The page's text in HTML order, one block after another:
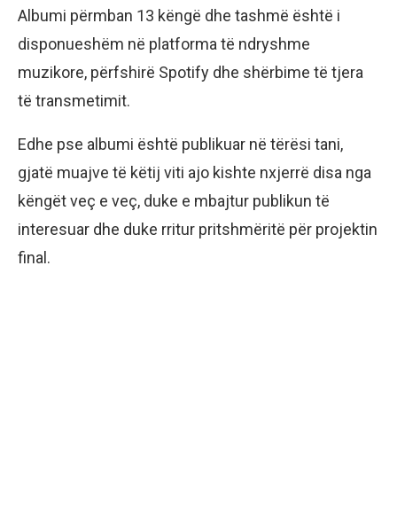
Albumi përmban 13 këngë dhe tashmë është i
disponueshëm në platforma të ndryshme
muzikore, përfshirë Spotify dhe shërbime të tjera
të transmetimit.
Edhe pse albumi është publikuar në tërësi tani,
gjatë muajve të këtij viti ajo kishte nxjerrë disa nga
këngët veç e veç, duke e mbajtur publikun të
interesuar dhe duke rritur pritshmëritë për projektin
final.